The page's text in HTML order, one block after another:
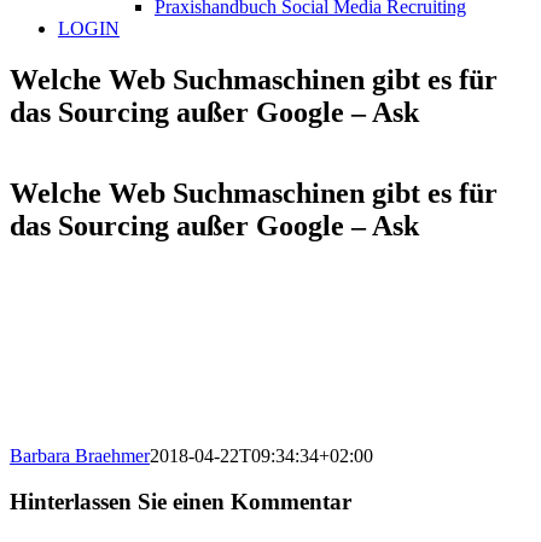
Praxishandbuch Social Media Recruiting
LOGIN
Welche Web Suchmaschinen gibt es für
das Sourcing außer Google – Ask
Welche Web Suchmaschinen gibt es für
das Sourcing außer Google – Ask
Barbara Braehmer2018-04-22T09:34:34+02:00
Hinterlassen Sie einen Kommentar